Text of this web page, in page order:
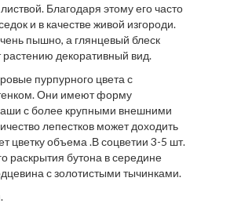
Благодаря этому его часто
и в качестве живой изгороди.
пышно, а глянцевый блеск
растению декоративный вид.
пурпурного цвета с
Они имеют форму
с более крупными внешними
лепестков может доходить
цветку объема .В соцветии 3-5 шт.
раскрытия бутона в середине
с золотистыми тычинками.